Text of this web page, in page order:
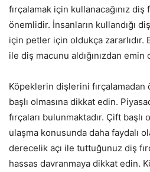
fırçalamak için kullanacağınız diş
önemlidir. İnsanların kullandığı
için petler için oldukça zararlıdır.
ile diş macunu aldığınızdan emin
Köpeklerin dişlerini fırçalamadan
başlı olmasına dikkat edin.
fırçaları bulunmaktadır. Çift
ulaşma konusunda daha faydalı
derecelik açı ile tuttuğunuz diş
hassas davranmaya dikkat edin.